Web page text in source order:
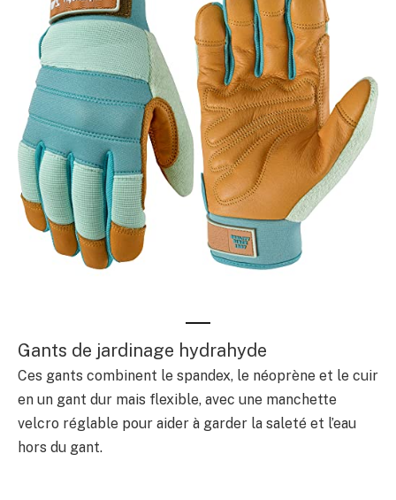
Gants de jardinage hydrahyde
Ces gants combinent le spandex, le néoprène et le cuir
en un gant dur mais flexible, avec une manchette
velcro réglable pour aider à garder la saleté et l’eau
hors du gant.